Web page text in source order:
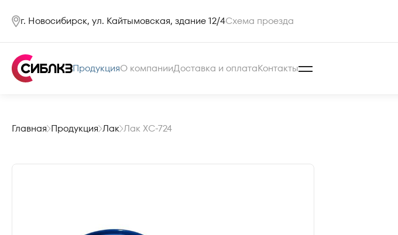
г. Новосибирск, ул. Кайтымовская, здание 12/4Схема проезда
ПродукцияО компанииДоставка и оплатаКонтакты
Главная Продукция Лак Лак ХС-724